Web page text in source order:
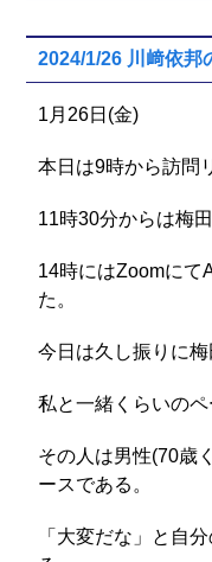
2024/1/26 川﨑依邦
1月26日(金)
本日は9時から訪問
11時30分からは梅
14時にはZoomにて
た。
今日は久し振りに梅
私と一緒くらいのペ
その人は男性(70歳
ースである。
「大変だな」と自